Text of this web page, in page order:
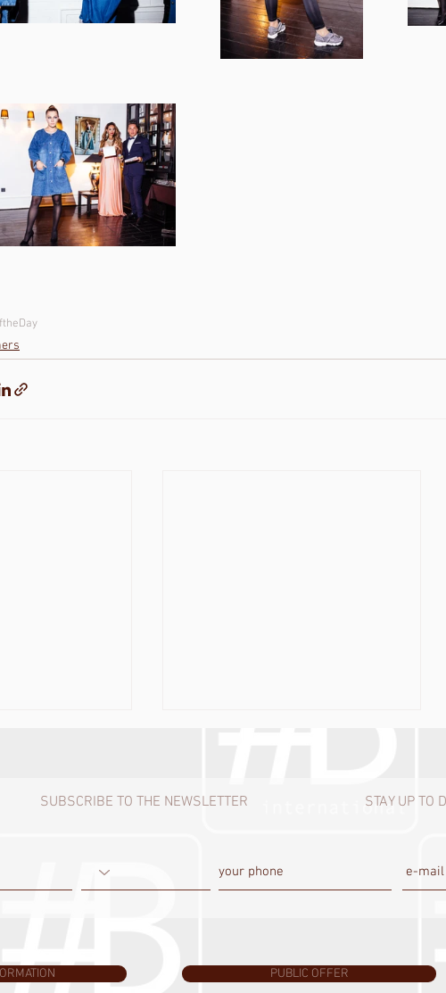
SUBSCRIBE TO THE NEWSLETTER STAY UP TO
PUBLIC OFFER